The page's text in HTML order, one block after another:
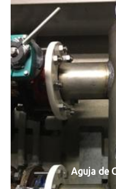
Aguja de